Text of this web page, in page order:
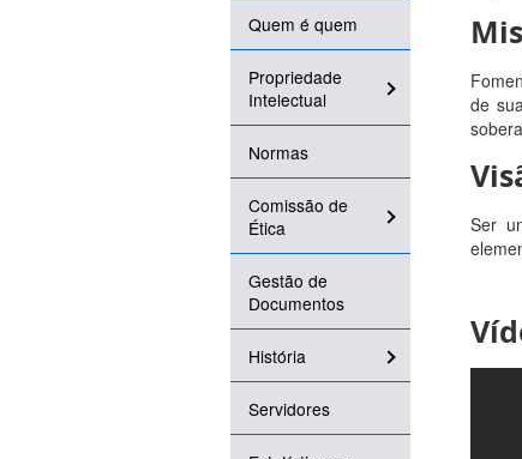
Quem é quem
Propriedade
Intelectual
Normas
Comissão de
Ética
Gestão de
Documentos
História
Servidores
de
Ser